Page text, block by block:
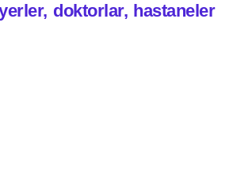
doktorlar, hastaneler